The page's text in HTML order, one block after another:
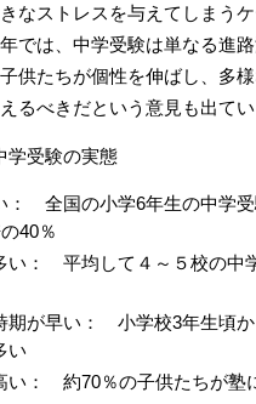
なストレスを与えてしまう
では、中学受験は単なる進
供たちが個性を伸ばし、多
るべきだという意見も出てい
学受験の実態
： 全国の小学6年生の中学
40％
い： 平均して４～５校の中
期が早い： 小学校3年生頃
い
い： 約70％の子供たちが塾